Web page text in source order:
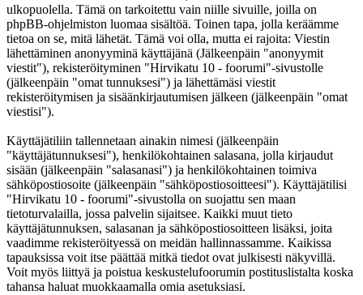
ulkopuolella. Tämä on tarkoitettu vain niille sivuille, joilla on
phpBB-ohjelmiston luomaa sisältöä. Toinen tapa, jolla keräämme
tietoa on se, mitä lähetät. Tämä voi olla, mutta ei rajoita: Viestin
lähettäminen anonyyminä käyttäjänä (Jälkeenpäin "anonyymit
viestit"), rekisteröityminen "Hirvikatu 10 - foorumi"-sivustolle
(jälkeenpäin "omat tunnuksesi") ja lähettämäsi viestit
rekisteröitymisen ja sisäänkirjautumisen jälkeen (jälkeenpäin "omat
viestisi").
Käyttäjätiliin tallennetaan ainakin nimesi (jälkeenpäin
"käyttäjätunnuksesi"), henkilökohtainen salasana, jolla kirjaudut
sisään (jälkeenpäin "salasanasi") ja henkilökohtainen toimiva
sähköpostiosoite (jälkeenpäin "sähköpostiosoitteesi"). Käyttäjätilisi
"Hirvikatu 10 - foorumi"-sivustolla on suojattu sen maan
tietoturvalailla, jossa palvelin sijaitsee. Kaikki muut tieto
käyttäjätunnuksen, salasanan ja sähköpostiosoitteen lisäksi, joita
vaadimme rekisteröityessä on meidän hallinnassamme. Kaikissa
tapauksissa voit itse päättää mitkä tiedot ovat julkisesti näkyvillä.
Voit myös liittyä ja poistua keskustelufoorumin postituslistalta koska
tahansa haluat muokkaamalla omia asetuksiasi.